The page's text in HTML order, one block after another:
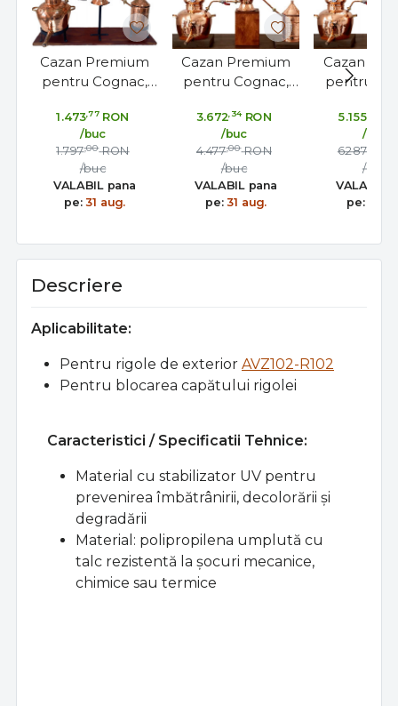
Cazan Premium
pentru Cognac,
2 Litri, Distilare
Continua
1.473,77 RON
/buc
1.797,00 RON
/buc
VALABIL pana
pe: 31 aug.
Cazan Premium
pentru Cognac,
20 Litri, Distilare
Continua
3.672 ,34 RON
/buc
4.477,00 RON
/buc
VALABIL pana
pe: 31 aug.
Cazan
pentru
40 Litri,
5.155
/buc
6.287
/buc
VALABIL
pe:
Descriere
Aplicabilitate:
Pentru rigole de exterior AVZ102-R102
Pentru blocarea capătului rigolei
Caracteristici / Specificatii Tehnice:
Material cu stabilizator UV pentru
prevenirea îmbătrânirii, decolorării și
degradării
Material: polipropilena umplută cu
talc rezistentă la șocuri mecanice,
chimice sau termice